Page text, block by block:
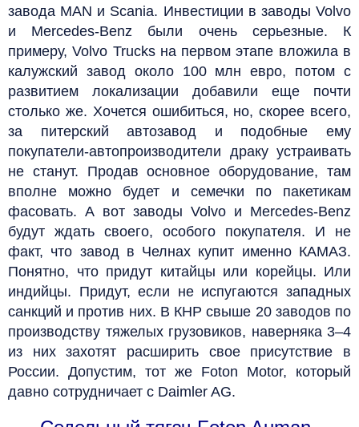
завода MAN и Scania. Инвестиции в заводы Volvo
и Mercedes-Benz были очень серьезные. К
примеру, Volvo Trucks на первом этапе вложила в
калужский завод около 100 млн евро, потом с
развитием локализации добавили еще почти
столько же. Хочется ошибиться, но, скорее всего,
за питерский автозавод и подобные ему
покупатели-автопроизводители драку устраивать
не станут. Продав основное оборудование, там
вполне можно будет и семечки по пакетикам
фасовать. А вот заводы Volvo и Mercedes-Benz
будут ждать своего, особого покупателя. И не
факт, что завод в Челнах купит именно КАМАЗ.
Понятно, что придут китайцы или корейцы. Или
индийцы. Придут, если не испугаются западных
санкций и против них. В КНР свыше 20 заводов по
производству тяжелых грузовиков, наверняка 3–4
из них захотят расширить свое присутствие в
России. Допустим, тот же Foton Motor, который
давно сотрудничает с Daimler AG.